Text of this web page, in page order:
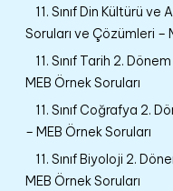
11. Sınıf Din Kültürü ve
Soruları ve Çözümleri –
11. Sınıf Tarih 2.
MEB Örnek Soruları
11. Sınıf Coğrafya 2.
– MEB Örnek Soruları
11. Sınıf Biyoloji 2.
MEB Örnek Soruları